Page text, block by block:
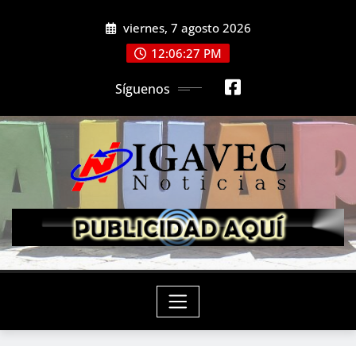
viernes, 7 agosto 2026
12:06:29 PM
Síguenos